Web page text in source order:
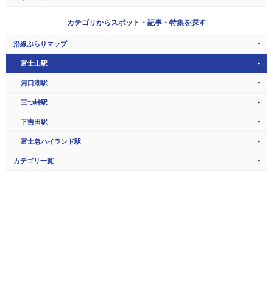
カテゴリからスポット・記事・特集を探す
沿線ぶらりマップ
富士山駅
河口湖駅
三つ峠駅
下吉田駅
富士急ハイランド駅
カテゴリ一覧